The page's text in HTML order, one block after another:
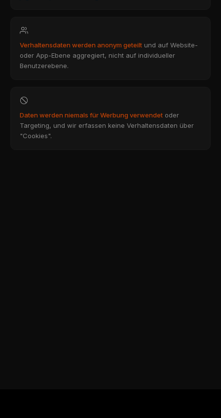
Verhaltensdaten werden anonym geteiltund auf Website-
oder App-Ebene aggregiert, nicht auf individueller
Benutzerebene.
Daten werden niemals für Werbung verwendetoder
Targeting, und wir erfassen keine Verhaltensdaten über
"Cookies".